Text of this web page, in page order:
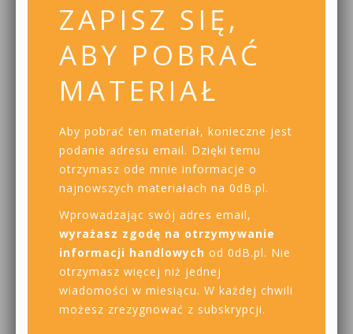
ZAPISZ SIĘ,
ABY POBRAĆ
MATERIAŁ
Aby pobrać ten materiał, konieczne jest
podanie adresu email. Dzięki temu
otrzymasz ode mnie informacje o
najnowszych materiałach na 0dB.pl.
Wprowadzając swój adres email,
wyrażasz zgodę na otrzymywanie
informacji handlowych od 0dB.pl. Nie
otrzymasz więcej niż jednej
wiadomości w miesiącu. W każdej chwili
możesz zrezygnować z subskrypcji.